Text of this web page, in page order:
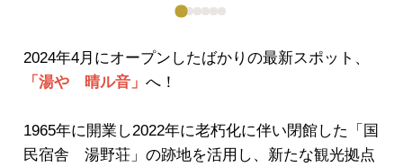
2024年4月にオープンしたばかりの最新スポット、
「湯や 晴ル音」 へ！
1965年に開業し2022年に老朽化に伴い閉館した「国
民宿舎 湯野荘」の跡地を活用し、新たな観光拠点